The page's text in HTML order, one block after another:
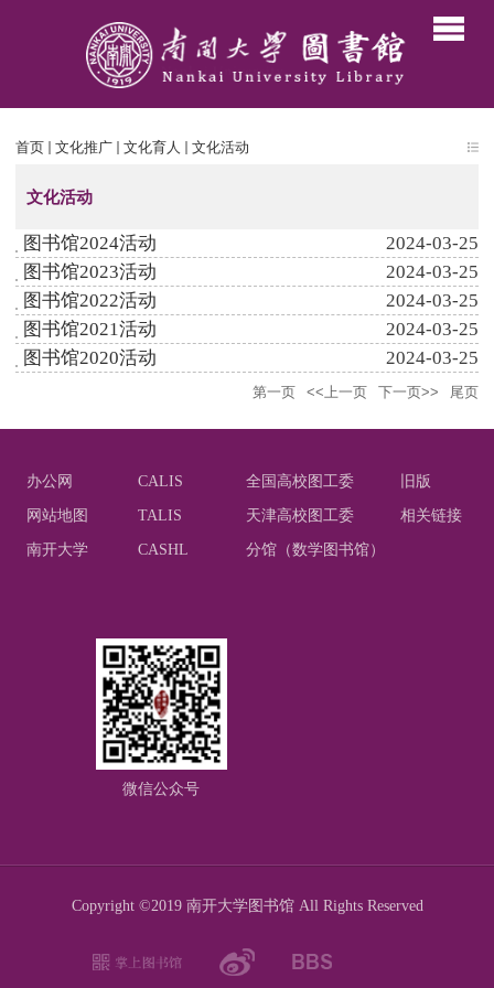
首页 文化推广 文化育人 文化活动
文化活动
图书馆2024活动
2024-03-25
图书馆2023活动
2024-03-25
图书馆2022活动
2024-03-25
图书馆2021活动
2024-03-25
图书馆2020活动
2024-03-25
第一页 <<上一页 下一页>> 尾页
办公网 CALIS 全国高校图工委 旧版
网站地图 TALIS 天津高校图工委 相关链接
南开大学 CASHL 分馆（数学图书馆）
微信公众号
Copyright ©2019 南开大学图书馆 All Rights Reserved